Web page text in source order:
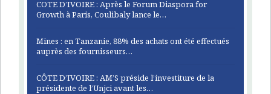
COTE D’IVOIRE : Après le Forum Diaspora for
Growth à Paris, Coulibaly lance le…
Mines : en Tanzanie, 88% des achats ont été effectués
auprès des fournisseurs…
CÔTE D’IVOIRE : AM’S préside l’investiture de la
présidente de l’Unjci avant les…